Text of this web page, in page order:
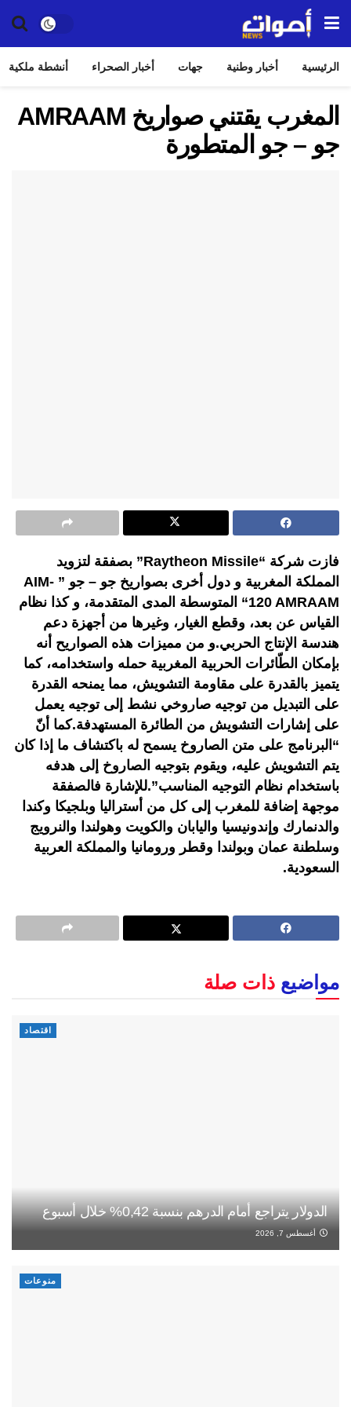
الرئيسية أخبار وطنية جهات أخبار الصحراء أنشطة ملكية
المغرب يقتني صواريخ AMRAAM
جو – جو المتطورة
فازت شركة “Raytheon Missile” بصفقة لتزويد
المملكة المغربية و دول أخرى بصواريخ جو – جو ” AIM-
120 AMRAAM“ المتوسطة المدى المتقدمة، و كذا نظام
القياس عن بعد، وقطع الغيار، وغيرها من أجهزة دعم
هندسة الإنتاج الحربي.و من مميزات هذه الصواريح أنه
بإمكان الطّائرات الحربية المغربية حمله واستخدامه، كما
يتميز بالقدرة على مقاومة التشويش، مما يمنحه القدرة
على التبديل من توجيه صاروخي نشط إلى توجيه يعمل
على إشارات التشويش من الطائرة المستهدفة.كما أنّ
“البرنامج على متن الصاروخ يسمح له باكتشاف ما إذا كان
يتم التشويش عليه، ويقوم بتوجيه الصاروخ إلى هدفه
باستخدام نظام التوجيه المناسب”.للإشارة فالصفقة
موجهة إضافة للمغرب إلى كل من أستراليا وبلجيكا وكندا
والدنمارك وإندونيسيا واليابان والكويت وهولندا والنرويج
وسلطنة عمان وبولندا وقطر ورومانيا والمملكة العربية
السعودية.
مواضيع ذات صلة
اقتصاد
الدولار يتراجع أمام الدرهم بنسبة 0,42% خلال أسبوع
أغسطس 7, 2026
منوعات